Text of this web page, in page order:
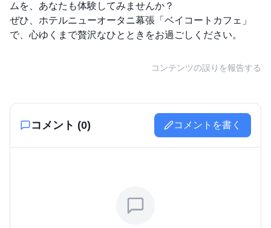
ムを、あなたも体験してみませんか？
ぜひ、ホテルニューオータニ幕張「ベイコートカフェ」
で、心ゆくまで贅沢なひとときをお過ごしください。
コンテンツの誤りを報告する
コメント (0) コメントを書く